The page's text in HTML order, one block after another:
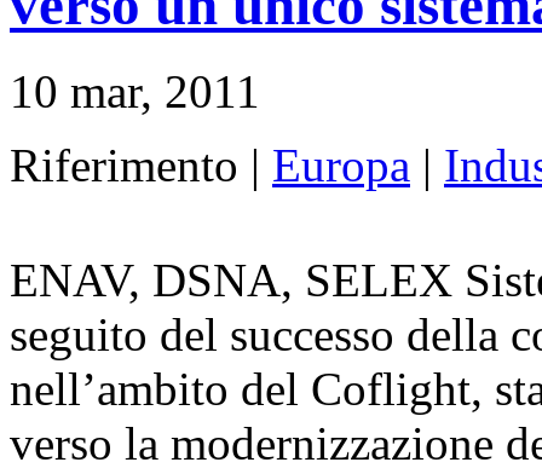
10 mar, 2011
Riferimento | Europa |
ENAV, DSNA, SELEX
seguito del successo della
nell’ambito del Coflight,
verso la modernizzazione